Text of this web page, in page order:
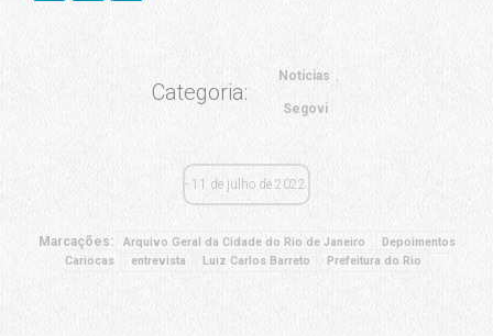
Categoria:
Notícias
Segovi
11 de julho de 2022
Marcações: Arquivo Geral da Cidade do Rio de Janeiro
Depoimentos
Cariocas
entrevista Luiz Carlos Barreto Prefeitura do Rio